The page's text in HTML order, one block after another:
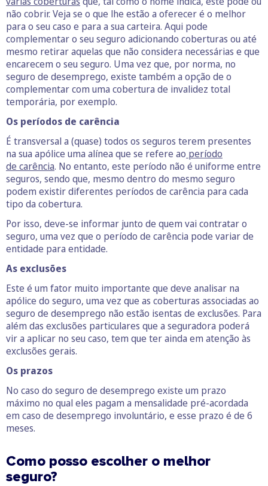
não cobrir. Veja se o que lhe estão a oferecer é o melhor
para o seu caso e para a sua carteira. Aqui pode
complementar o seu seguro adicionando coberturas ou até
mesmo retirar aquelas que não considera necessárias e que
encarecem o seu seguro. Uma vez que, por norma, no
seguro de desemprego, existe também a opção de o
complementar com uma cobertura de invalidez total
temporária, por exemplo.
Os períodos de carência
É transversal a (quase) todos os seguros terem presentes
na sua apólice uma alínea que se refere ao período
de carência. No entanto, este período não é uniforme entre
seguros, sendo que, mesmo dentro do mesmo seguro
podem existir diferentes períodos de carência para cada
tipo da cobertura.
Por isso, deve-se informar junto de quem vai contratar o
seguro, uma vez que o período de carência pode variar de
entidade para entidade.
As exclusões
Este é um fator muito importante que deve analisar na
apólice do seguro, uma vez que as coberturas associadas ao
seguro de desemprego não estão isentas de exclusões. Para
além das exclusões particulares que a seguradora poderá
vir a aplicar no seu caso, tem que ter ainda em atenção às
exclusões gerais.
Os prazos
No caso do seguro de desemprego existe um prazo
máximo no qual eles pagam a mensalidade pré-acordada
em caso de desemprego involuntário, e esse prazo é de 6
meses.
Como posso escolher o melhor
seguro?